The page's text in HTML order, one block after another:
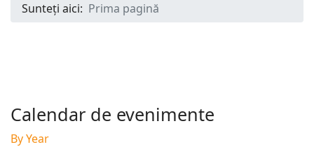
Sunteți aici: Prima pagină
Calendar de evenimente
By Year